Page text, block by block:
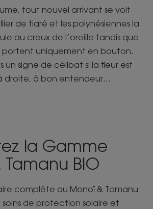
tout nouvel arrivant se voit
de tiaré et les polynésiennes la
au creux de l’oreille tandis que
portent uniquement en bouton.
un signe de célibat si la fleur est
droite, à bon entendeur…
la Gamme
BIO
complète au Monoï & Tamanu
soins de protection solaire et